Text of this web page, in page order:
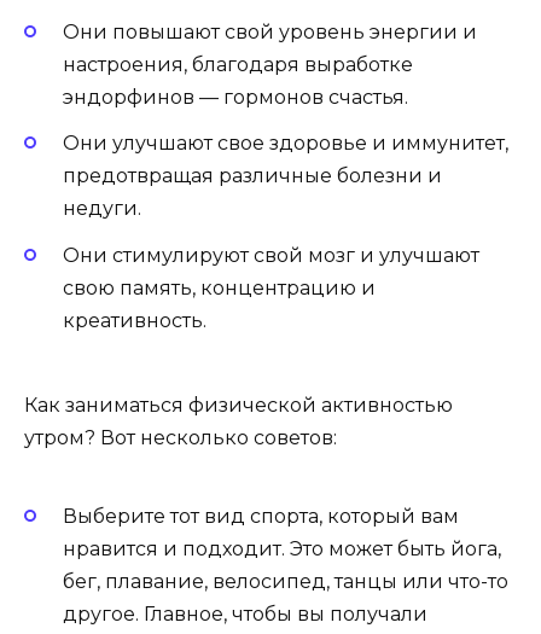
Они повышают свой уровень энергии и
настроения, благодаря выработке
эндорфинов — гормонов счастья.
Они улучшают свое здоровье и иммунитет,
предотвращая различные болезни и
недуги.
Они стимулируют свой мозг и улучшают
свою память, концентрацию и
креативность.
Как заниматься физической активностью
утром? Вот несколько советов:
Выберите тот вид спорта, который вам
нравится и подходит. Это может быть йога,
бег, плавание, велосипед, танцы или что-то
другое. Главное, чтобы вы получали